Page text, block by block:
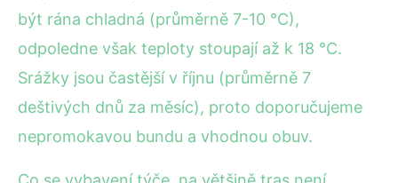
být rána chladná (průměrně 7-10 °C),
odpoledne však teploty stoupají až k 18 °C.
Srážky jsou častější v říjnu (průměrně 7
deštivých dnů za měsíc), proto doporučujeme
nepromokavou bundu a vhodnou obuv.